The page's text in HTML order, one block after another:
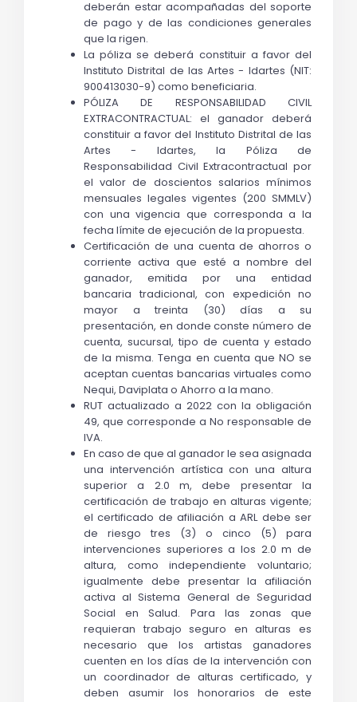
deberán estar acompañadas del soporte
de pago y de las condiciones generales
que la rigen.
La póliza se deberá constituir a favor del
Instituto Distrital de las Artes - Idartes (NIT:
900413030-9) como beneficiaria.
PÓLIZA DE RESPONSABILIDAD CIVIL
EXTRACONTRACTUAL: el ganador deberá
constituir a favor del Instituto Distrital de las
Artes - Idartes, la Póliza de
Responsabilidad Civil Extracontractual por
el valor de doscientos salarios mínimos
mensuales legales vigentes (200 SMMLV)
con una vigencia que corresponda a la
fecha límite de ejecución de la propuesta.
Certificación de una cuenta de ahorros o
corriente activa que esté a nombre del
ganador, emitida por una entidad
bancaria tradicional, con expedición no
mayor a treinta (30) días a su
presentación, en donde conste número de
cuenta, sucursal, tipo de cuenta y estado
de la misma. Tenga en cuenta que NO se
aceptan cuentas bancarias virtuales como
Nequi, Daviplata o Ahorro a la mano.
RUT actualizado a 2022 con la obligación
49, que corresponde a No responsable de
IVA.
En caso de que al ganador le sea asignada
una intervención artística con una altura
superior a 2.0 m, debe presentar la
certificación de trabajo en alturas vigente;
el certificado de afiliación a ARL debe ser
de riesgo tres (3) o cinco (5) para
intervenciones superiores a los 2.0 m de
altura, como independiente voluntario;
igualmente debe presentar la afiliación
activa al Sistema General de Seguridad
Social en Salud. Para las zonas que
requieran trabajo seguro en alturas es
necesario que los artistas ganadores
cuenten en los días de la intervención con
un coordinador de alturas certificado, y
deben asumir los honorarios de este